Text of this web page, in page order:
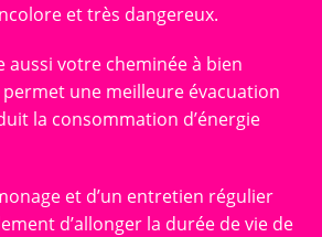
et très dangereux.
aussi votre cheminée à bien
une meilleure évacuation
la consommation d’énergie
et d’un entretien régulier
d’allonger la durée de vie de